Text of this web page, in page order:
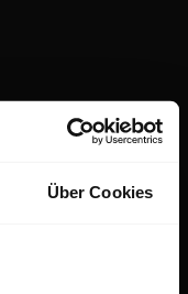
Über Cookies